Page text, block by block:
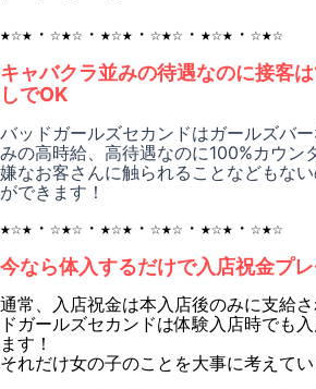
★☆★・☆★☆・★☆★・☆★☆・★☆★・☆★☆
キャバクラ並みの待遇なのに接客
しでOK
バッドガールズセカンドはガールズバ
みの高時給、高待遇なのに100%カウン
嫌なお客さんに触られることなどもな
ができます！
★☆★・☆★☆・★☆★・☆★☆・★☆★・☆★☆
今なら体入するだけで入店祝金プ
通常、入店祝金は本入店後のみに支給
ドガールズセカンドは体験入店時でも
ます！
それだけ女の子のことを大事に考えて